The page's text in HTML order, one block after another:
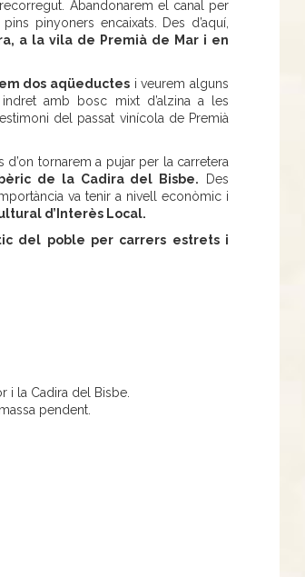
Abandonarem el canal per
pinyoners encaixats. Des d’aquí,
a la vila de Premià de Mar i en
dos aqüeductes i veurem alguns
amb bosc mixt d’alzina a les
del passat vinícola de Premià
d’on tornarem a pujar per la carretera
de la Cadira del Bisbe. Des
va tenir a nivell econòmic i
d’Interès Local.
del poble per carrers estrets i
i la Cadira del Bisbe.
pendent.